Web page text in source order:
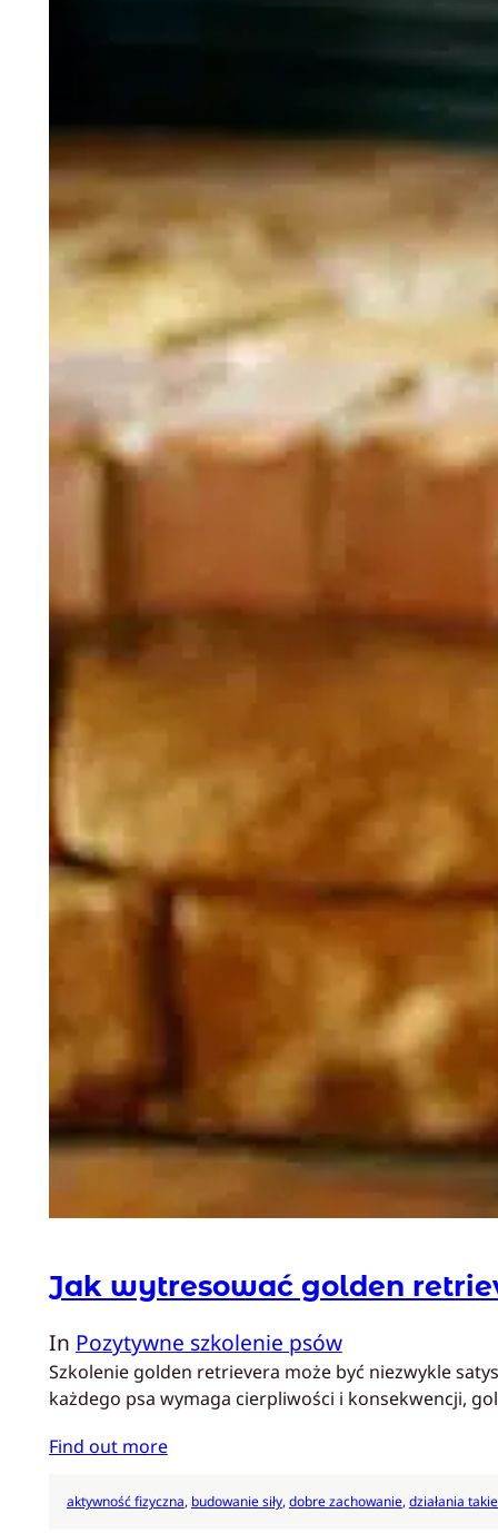
Jak wytresować golden
In Pozytywne szkolenie psów
Szkolenie golden retrievera może być niezwykle
każdego psa wymaga cierpliwości i konsekwencji,
Find out more
aktywność fizyczna, budowanie siły, dobre zachowanie, działania